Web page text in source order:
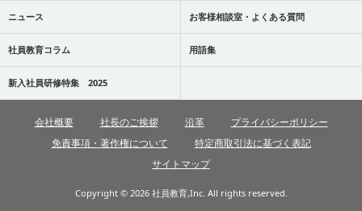
ニュース お客様相談室・よくある質問
社員教育コラム 用語集
新入社員研修特集 2025
会社概要 社長のご挨拶 沿革
プライバシーポリシー
免責事項・著作権について
特定商取引法に基づく表記
サイトマップ
Copyright © 2026 社員教育,Inc. All rights reserved.